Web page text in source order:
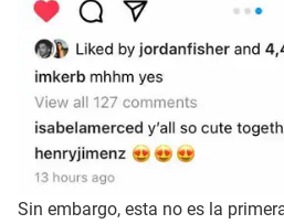
Sin embargo, esta no es la